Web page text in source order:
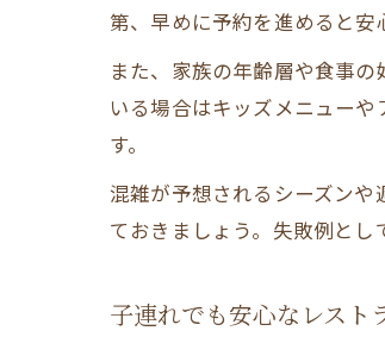
第、早めに予約を進めると安
また、家族の年齢層や食事
いる場合はキッズメニュー
す。
混雑が予想されるシーズン
ておきましょう。失敗例と
子連れでも安心なレスト